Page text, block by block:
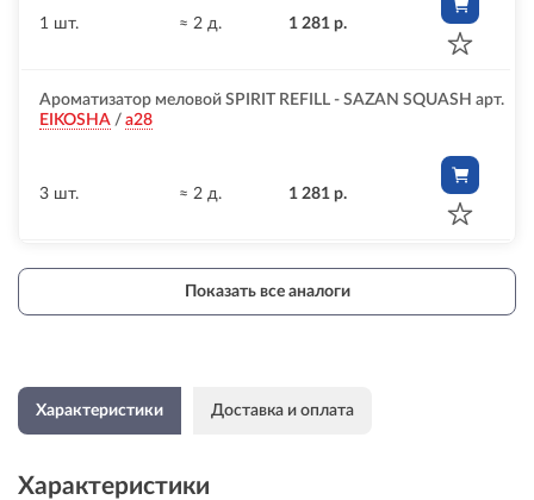
1 шт. ≈ 2 д. 1 281 р.
Ароматизатор меловой SPIRIT REFILL - SAZAN SQUASH арт.
EIKOSHA / a28
3 шт. ≈ 2 д. 1 281 р.
Показать все аналоги
Характеристики Доставка и оплата
Характеристики